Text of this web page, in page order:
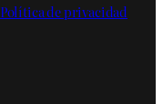
Política de privacidad